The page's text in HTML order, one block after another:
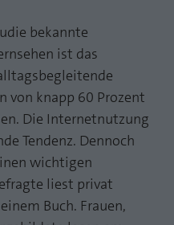
bekannte
ist das
von knapp 60 Prozent
Die Internetnutzung
Tendenz. Dennoch
wichtigen
liest privat
Buch. Frauen,
PHPSESSID
php
der Sitzung
Sitzungs Identifikation
atuserid
AT INTERNET
1 Jahr
zur Steuerung der
und Ereignisbehandlung